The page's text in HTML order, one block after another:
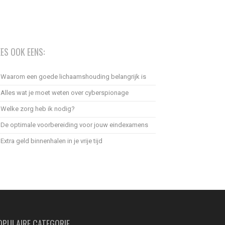
OOK EENS:
Waarom een goede lichaamshouding belangrijk is
Alles wat je moet weten over cyberspionage
Welke zorg heb ik nodig?
De optimale voorbereiding voor jouw eindexamens
Extra geld binnenhalen in je vrije tijd